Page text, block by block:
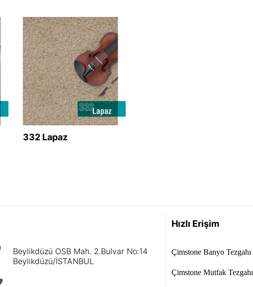
332 Lapaz
Beylikdüzü OSB Mah. 2.Bulvar No:14
Beylikdüzü/İSTANBUL
Hızlı Erişim
Çimstone Banyo Tezgahı
Çimstone Mutfak Tezgahı